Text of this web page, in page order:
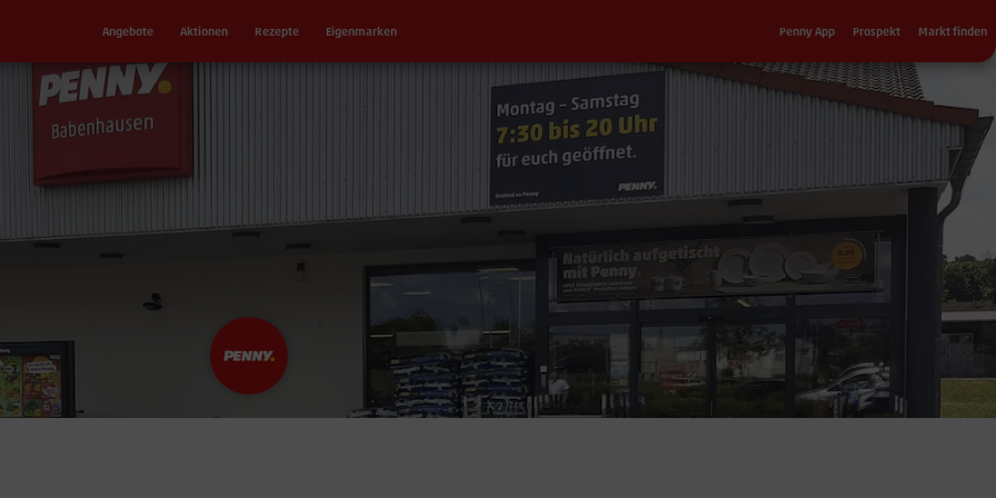
Angebote Aktionen Rezepte Eigenmarken Sekundärnavigation
Penny App Prospekt Markt finden